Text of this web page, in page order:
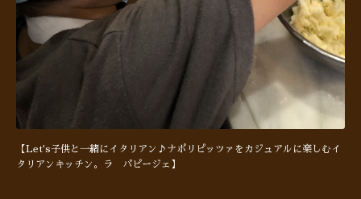
【Let's子供と一緒にイタリアン♪ナポリピッツァをカジュアルに楽しむイ
タリアンキッチン。ラ パピージェ】